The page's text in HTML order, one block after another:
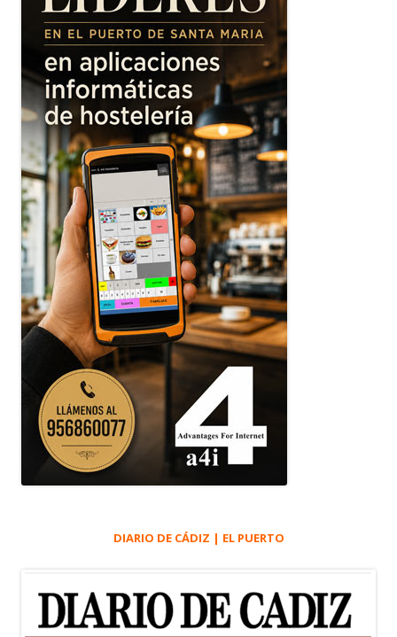
DIARIO DE CÁDIZ | EL PUERTO